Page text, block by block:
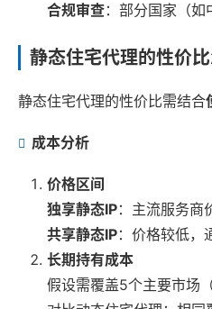
合规审查：部分国家（如
静态住宅代理的性价比
静态住宅代理的性价比需结合
成本分析
价格区间
独享静态IP：主流服务商
共享静态IP：价格较低，
长期持有成本
假设需覆盖5个主要市场